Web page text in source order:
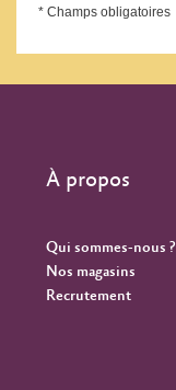
* Champs obligatoires
À propos
Qui sommes-nous ?
Nos magasins
Recrutement